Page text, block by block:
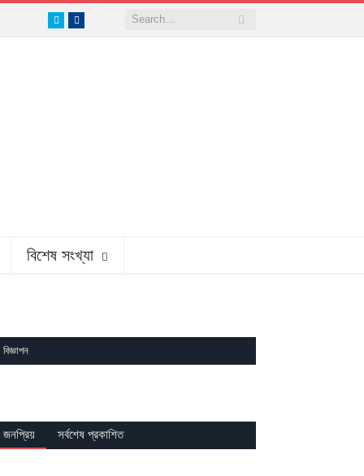
TwitterFacebook
বিশেষ সংখ্যা
বিজ্ঞাপন
জনপ্রিয় সর্বশেষ প্রকাশিত